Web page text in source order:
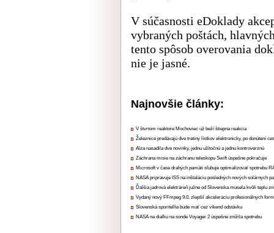
V súčasnosti eDoklady
vybraných poštách,
tento spôsob overovania
nie je jasné.
Najnovšie články:
V štvrtom reaktore Mochoviec už beží štiepna reakcia
Železnice predávajú dve tretiny lístkov elektronicky, po donútení
Alza nasadila dve novinky, jednu užitočnú a jednu kontroverznú
Záchrana misie na záchranu teleskopu Swift úspešne pokračuje
Microsoft v čase drahých pamätí sľubuje optimalizovať spotrebu
NASA pripravuje ISS na inštaláciu posledných nových solárnych
Ďalšia jadrová elektráreň južne od Slovenska musela kvôli teplu
Vydaný nový FFmpeg 9.0, zlepšil akceleráciu profesionálnych
Slovenská sporiteľňa bude mať cez víkend odstávku
NASA na diaľku na sonde Voyager 2 úspešne znížila spotrebu